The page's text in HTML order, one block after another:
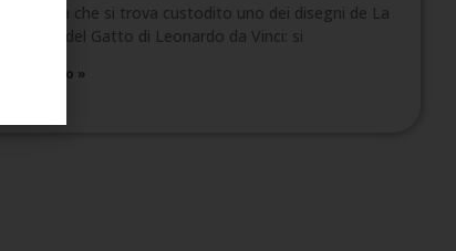
È a Londra che si trova custodito uno dei disegni de La
Madonna del Gatto di Leonardo da Vinci: si
Leggi Tutto »